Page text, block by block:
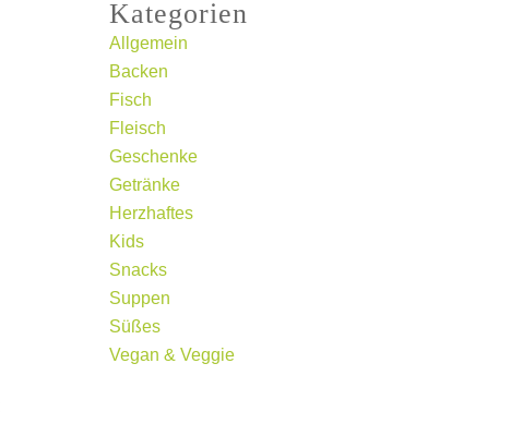
Kategorien
Allgemein
Backen
Fisch
Fleisch
Geschenke
Getränke
Herzhaftes
Kids
Snacks
Suppen
Süßes
Vegan & Veggie